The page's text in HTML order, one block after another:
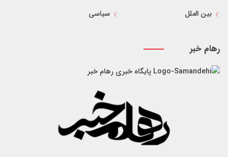
بین الملل
سیاسی
رهام خبر
پایگاه خبری رهام خبر